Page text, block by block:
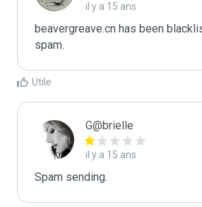
il y a 15 ans
beavergreave.cn has been
spam.
Utile
G@brielle
il y a 15 ans
Spam sending.